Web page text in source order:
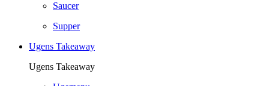
Saucer
Supper
Ugens Takeaway
Ugens Takeaway